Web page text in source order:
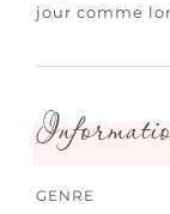
jour comme
GENRE